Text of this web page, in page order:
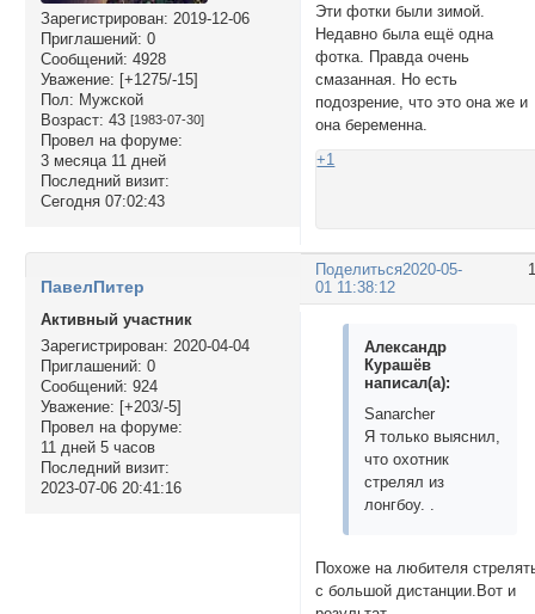
Зарегистрирован: 2019-12-06
Приглашений: 0
Сообщений: 4928
Уважение: [+1275/-15]
Пол: Мужской
Возраст: 43 [1983-07-30]
Провел на форуме:
3 месяца 11 дней
Последний визит:
Сегодня 07:02:43
Эти фотки были зимой.
Недавно была ещё одна
фотка. Правда очень
смазанная. Но есть
подозрение, что это она же и
она беременна.
+1
Поделиться2020-05-
01 11:38:12
ПавелПитер
Активный участник
Зарегистрирован: 2020-04-04
Приглашений: 0
Сообщений: 924
Уважение: [+203/-5]
Провел на форуме:
11 дней 5 часов
Последний визит:
2023-07-06 20:41:16
Александр
Курашёв
написал(а):
Sanarcher
Я только выяснил,
что охотник
стрелял из
лонгбоу. .
Похоже на любителя
с большой дистанции.Вот и